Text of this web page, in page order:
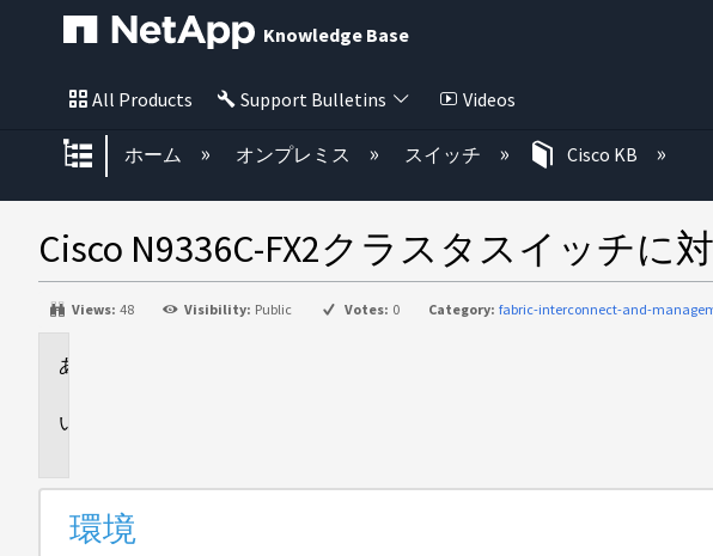
Knowledge Base
All Products Support Bulletins Videos
グローバル階層を展開/折りたたむ
ホーム オンプレミス スイッチ Cisco KB
Cisco N9336C-FX2クラスタスイッチに
Views: 48 Visibility: Public Votes: 0 Category: fabric-interconnect-and-
環境